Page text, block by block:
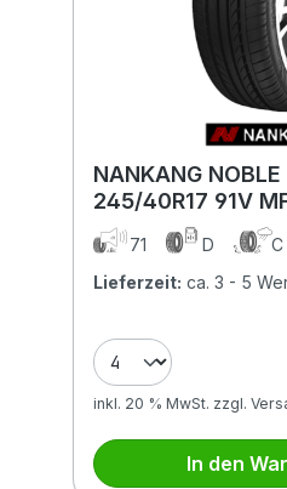
NANKANG
245/40R17 91V
71 D
C
Lieferzeit: ca. 3 - 5
inkl. 20 % MwSt. zzgl.
In den